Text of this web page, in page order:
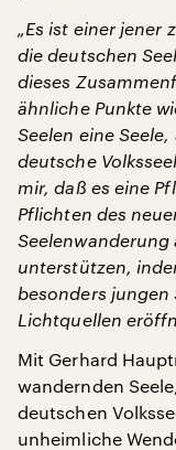
„Es ist einer jener
die deutschen
dieses
ähnliche Punkte
Seelen eine
deutsche
mir, daß es eine
Pflichten des
Seelenwanderung
unterstützen,
besonders jungen
Lichtquellen
Mit Gerhard
wandernden
deutschen
unheimliche